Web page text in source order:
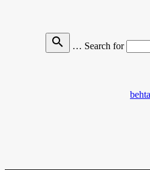
Search for
search